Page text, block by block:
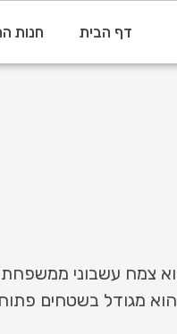
דף הבית חנות
מגודל בשטחים